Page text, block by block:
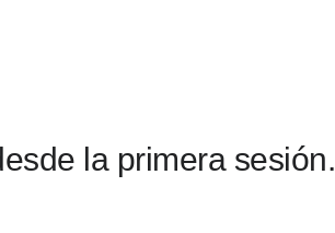
la primera sesión.